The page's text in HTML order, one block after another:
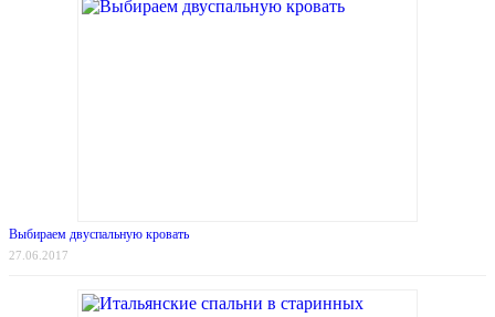
Выбираем двуспальную кровать
27.06.2017